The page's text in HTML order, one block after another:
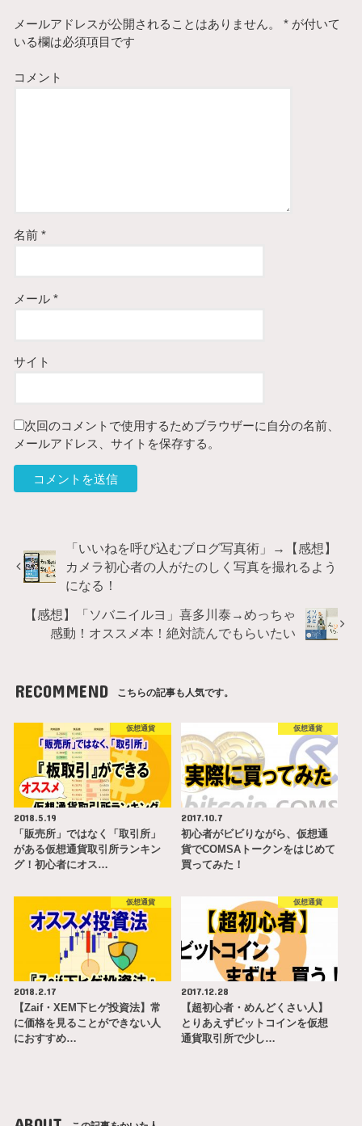
メールアドレスが公開されることはありません。 * が付いて
いる欄は必須項目です
コメント
名前*
メール*
サイト
次回のコメントで使用するためブラウザーに自分の名前、
メールアドレス、サイトを保存する。
「いいねを呼び込むブログ写真術」→【感想】
カメラ初心者の人がたのしく写真を撮れるよう
になる！
【感想】「ソバニイルヨ」喜多川泰→めっちゃ
感動！オススメ本！絶対読んでもらいたい
RECOMMEND こちらの記事も人気です。
仮想通貨
2018.5.19
「販売所」ではなく「取引所」
がある仮想通貨取引所ランキン
グ！初心者にオス…
仮想通貨
2017.10.7
初心者がビビりながら、仮想通
貨でCOMSAトークンをはじめて
買ってみた！
仮想通貨
2018.2.17
【Zaif・XEM下ヒゲ投資法】常
に価格を見ることができない人
におすすめ…
仮想通貨
2017.12.28
【超初心者・めんどくさい人】
とりあえずビットコインを仮想
通貨取引所で少し…